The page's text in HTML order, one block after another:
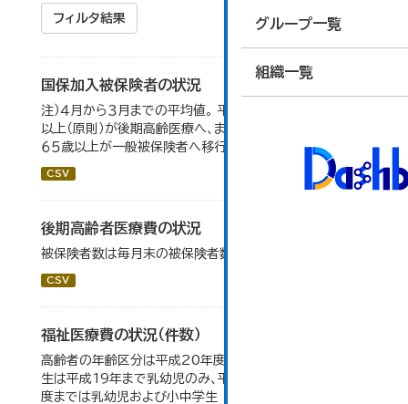
グループ一覧
組織一覧
フィルタ結果
国保加入被保険者の状況
注）４月から３月までの平均値。 平成２０年４月から、７５歳
以上（原則）が後期高齢医療へ、また、退職被保険者のうち
６５歳以上が一般被保険者へ移行。
CSV
後期高齢者医療費の状況
被保険者数は毎月末の被保険者数の平均値（４月～３月）
CSV
福祉医療費の状況（件数）
高齢者の年齢区分は平成20年度から変更 乳幼児・小中高
生は平成19年まで乳幼児のみ、平成20年度から令和元年
度までは乳幼児および小中学生